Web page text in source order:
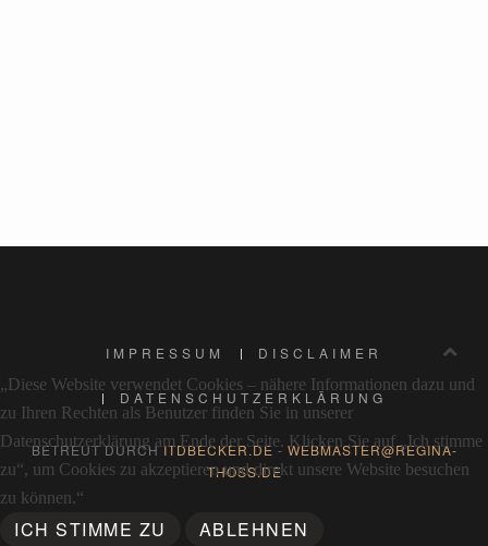
IMPRESSUM DISCLAIMER
DATENSCHUTZERKLÄRUNG
BETREUT DURCHITDBECKER.DE- WEBMASTER@REGINA-
THOSS.DE
„Diese Website verwendet Cookies – nähere Informationen dazu und
zu Ihren Rechten als Benutzer finden Sie in unserer
Datenschutzerklärung am Ende der Seite. Klicken Sie auf „Ich stimme
zu“, um Cookies zu akzeptieren und direkt unsere Website besuchen
zu können.“
ICH STIMME ZU ABLEHNEN